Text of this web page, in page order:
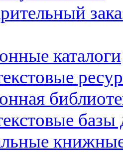
каталоги